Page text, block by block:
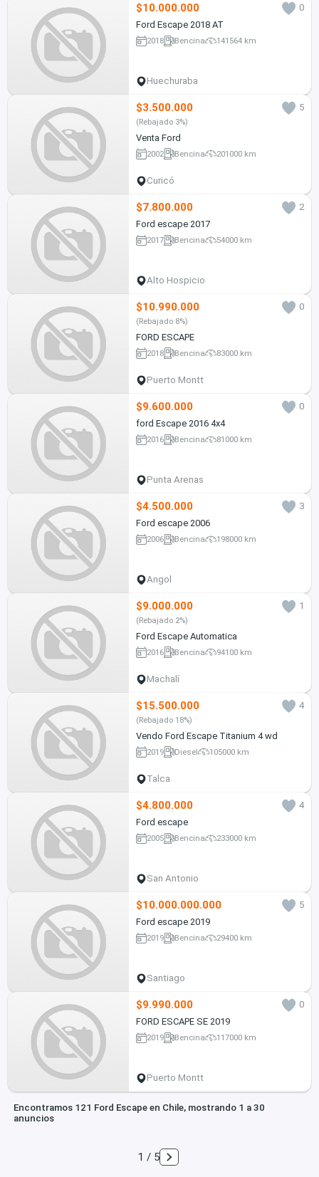
$10.000.000
0
Ford Escape 2018 AT
2018 Bencina 141564 km
Huechuraba
$3.500.000 5
(Rebajado 3%)
Venta Ford
2002 Bencina 201000 km
Curicó
$7.800.000
2
Ford escape 2017
2017 Bencina 54000 km
Alto Hospicio
$10.990.000 0
(Rebajado 8%)
FORD ESCAPE
2018 Bencina 83000 km
Puerto Montt
$9.600.000
0
ford Escape 2016 4x4
2016 Bencina 81000 km
Punta Arenas
$4.500.000
3
Ford escape 2006
2006 Bencina 198000 km
Angol
$9.000.000 1
(Rebajado 2%)
Ford Escape Automatica
2016 Bencina 94100 km
Machalí
$15.500.000 4
(Rebajado 18%)
Vendo Ford Escape Titanium 4 wd
2019 Diesel 105000 km
Talca
$4.800.000
4
Ford escape
2005 Bencina 233000 km
San Antonio
$10.000.000.000
5
Ford escape 2019
2019 Bencina 29400 km
Santiago
$9.990.000
0
FORD ESCAPE SE 2019
2019 Bencina 117000 km
Puerto Montt
Encontramos 121 Ford Escape en Chile, mostrando 1 a 30
anuncios
1 / 5